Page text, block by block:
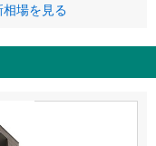
場を見る